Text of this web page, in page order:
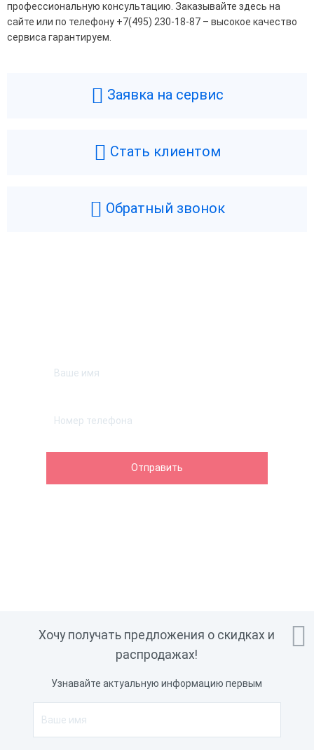
профессиональную консультацию. Заказывайте здесь на
сайте или по телефону +7(495) 230-18-87 – высокое качество
сервиса гарантируем.
Заявка на сервис
Стать клиентом
Обратный звонок

Хочу получать предложения о скидках и
распродажах!
Узнавайте актуальную информацию первым